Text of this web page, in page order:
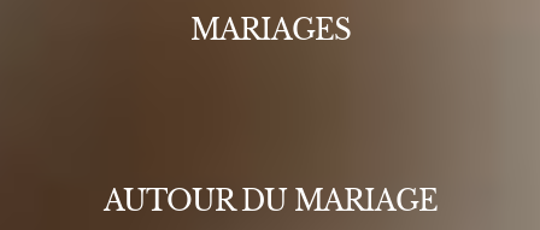
MARIAGES
AUTOUR DU MARIAGE